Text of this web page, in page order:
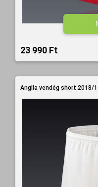
23 990 Ft‎
Anglia vendég short 2018/